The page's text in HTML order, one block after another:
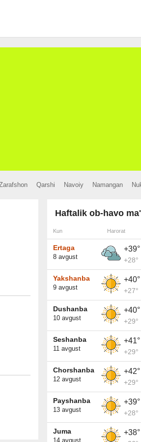
Qarshi Navoiy Namangan
Haftalik ob-havo
Kun Harorat
Ertaga
8 avgust
+39°
+28°
Yakshanba
9 avgust
+40°
+27°
Dushanba
10 avgust
+40°
+29°
Seshanba
11 avgust
+41°
+29°
Chorshanba
12 avgust
+42°
+29°
Payshanba
13 avgust
+39°
+28°
Juma
14 avgust
+38°